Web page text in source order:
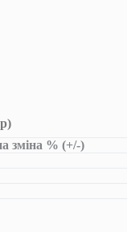
зміна % (+/-)